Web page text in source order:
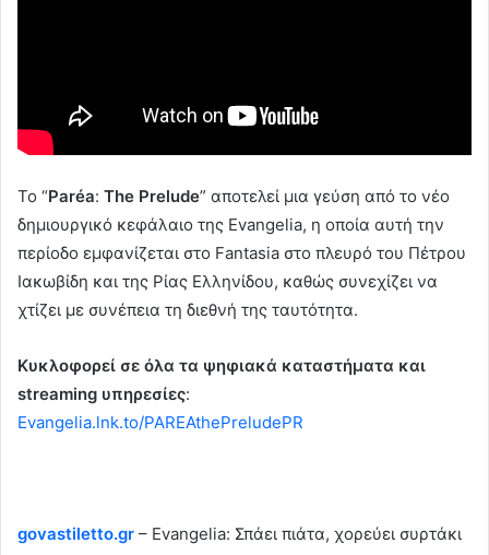
Το “Paréa: The Prelude” αποτελεί μια γεύση από το νέο
δημιουργικό κεφάλαιο της Evangelia, η οποία αυτή την
περίοδο εμφανίζεται στο Fantasia στο πλευρό του Πέτρου
Ιακωβίδη και της Ρίας Ελληνίδου, καθώς συνεχίζει να
χτίζει με συνέπεια τη διεθνή της ταυτότητα.
Κυκλοφορεί σε όλα τα ψηφιακά καταστήματα και
streaming υπηρεσίες:
Evangelia.lnk.to/PAREAthePreludePR
govastiletto.gr – Evangelia: Σπάει πιάτα, χορεύει συρτάκι